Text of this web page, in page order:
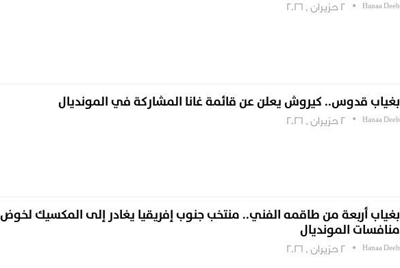
Hanaa Deeb 2 حزيران , 2026
بغياب قدوس.. كيروش يعلن عن قائمة غانا المشاركة في المونديال
Hanaa Deeb 2 حزيران , 2026
بغياب أربعة من طاقمه الفني.. منتخب جنوب إفريقيا يغادر إلى المكسيك لخوض
منافسات المونديال
Hanaa Deeb 2 حزيران , 2026